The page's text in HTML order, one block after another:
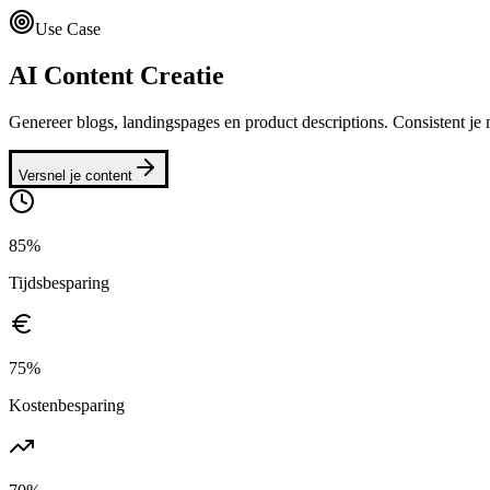
Use Case
AI Content Creatie
Genereer blogs, landingspages en product descriptions. Consistent je
Versnel je content
85%
Tijdsbesparing
75%
Kostenbesparing